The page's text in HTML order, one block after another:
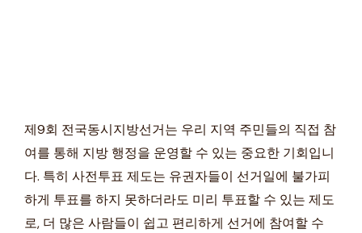
제9회 전국동시지방선거는 우리 지역 주민들의 직접 참
여를 통해 지방 행정을 운영할 수 있는 중요한 기회입니
다. 특히 사전투표 제도는 유권자들이 선거일에 불가피
하게 투표를 하지 못하더라도 미리 투표할 수 있는 제도
로, 더 많은 사람들이 쉽고 편리하게 선거에 참여할 수